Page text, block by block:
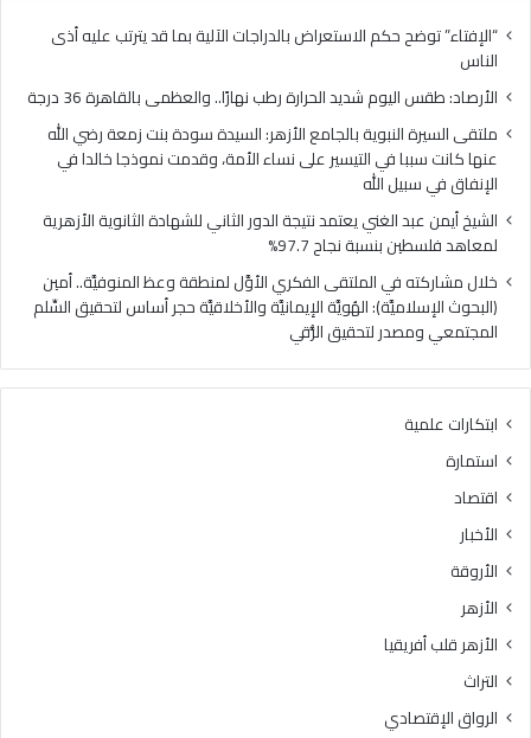
“الإفتاء” توضح حكم الاستعراض بالدراجات الآلية بما قد يترتب عليه أذى
الناس
الأرصاد: طقس اليوم شديد الحرارة رطب نهارًا.. والعظمى بالقاهرة 36 درجة
ملتقى السيرة النبوية بالجامع الأزهر: السيدة سودة بنت زمعة رضي الله
عنها كانت سببا في التيسير على نساء الأمة، وقدمت نموذجا خالدا في
الإنفاق في سبيل الله
الشيخ أيمن عبد الغني يعتمد نتيجة الدور الثاني للشهادة الثانوية الأزهرية
لمعاهد فلسطين بنسبة نجاح 97.7%
خلال مشاركته في الملتقى الفكري الأوَّل لمنطقة وعظ المنوفيَّة.. أمين
(البحوث الإسلاميَّة): الهُويَّة الإيمانيَّة والأخلاقيَّة حجر أساس لتحقيق السِّلم
المجتمعي ومصدر لتحقيق الرُّقي
ابتكارات علمية
استمارة
اقتصاد
الأخبار
الأروقة
الأزهر
الأزهر قلب أفريقيا
التراث
الرواق الإقتصادي